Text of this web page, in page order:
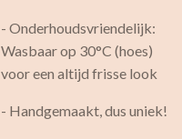
- Onderhoudsvriendelijk:
Wasbaar op 30°C (hoes)
voor een altijd frisse look
- Handgemaakt, dus uniek!